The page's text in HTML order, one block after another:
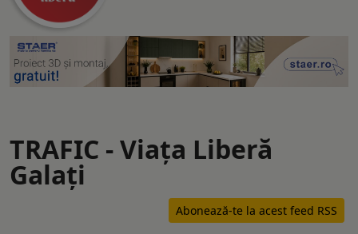
TRAFIC - Viaţa Liberă
Galaţi
Abonează-te la acest feed RSS